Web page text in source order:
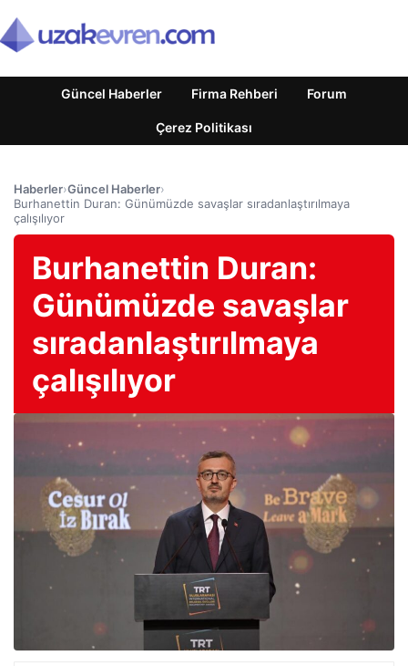
Güncel Haberler Firma Rehberi Forum
Çerez Politikası
Haberler›Güncel Haberler›
Burhanettin Duran: Günümüzde savaşlar sıradanlaştırılmaya
çalışılıyor
Burhanettin Duran:
Günümüzde savaşlar
sıradanlaştırılmaya
çalışılıyor